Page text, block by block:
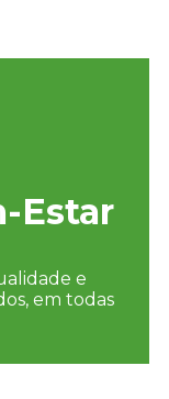
Estar
e
em todas